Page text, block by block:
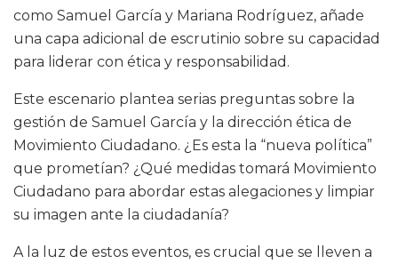
como Samuel García y Mariana Rodríguez, añade
una capa adicional de escrutinio sobre su capacidad
para liderar con ética y responsabilidad.
Este escenario plantea serias preguntas sobre la
gestión de Samuel García y la dirección ética de
Movimiento Ciudadano. ¿Es esta la “nueva política”
que prometían? ¿Qué medidas tomará Movimiento
Ciudadano para abordar estas alegaciones y limpiar
su imagen ante la ciudadanía?
A la luz de estos eventos, es crucial que se lleven a